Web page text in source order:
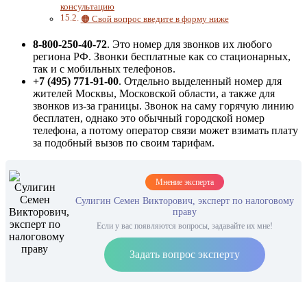
консультацию
🟠 Свой вопрос введите в форму ниже
8-800-250-40-72. Это номер для звонков их любого
региона РФ. Звонки бесплатные как со стационарных,
так и с мобильных телефонов.
+7 (495) 771-91-00. Отдельно выделенный номер для
жителей Москвы, Московской области, а также для
звонков из-за границы. Звонок на саму горячую линию
бесплатен, однако это обычный городской номер
телефона, а потому оператор связи может взимать плату
за подобный вызов по своим тарифам.
Мнение эксперта
Сулигин Семен Викторович, эксперт по налоговому
праву
Если у вас появляются вопросы, задавайте их мне!
Задать вопрос эксперту